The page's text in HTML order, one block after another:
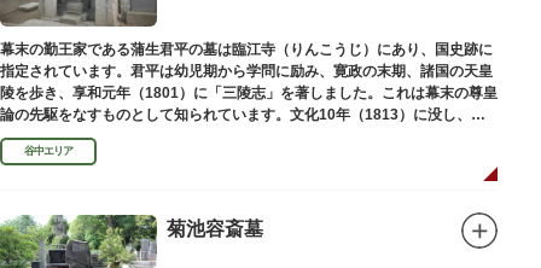
幕末の勤王家である蒲生君平の墓は臨江寺（りんこうじ）にあり、国史跡に
指定されています。君平は幼児期から学問に励み、寛政の末期、諸国の天皇
陵を歩き、享和元年（1801）に「三陵志」を著しました。これは幕末の尊皇
論の先駆をなすものとして知られています。文化10年（1813）に没し、高
山彦三郎や林子平と共に「寛政三奇人」の一人にあげられています。
谷中エリア
菊池容斎墓